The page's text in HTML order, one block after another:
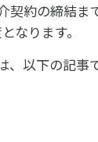
契約の締結ま
なります。
、以下の記事